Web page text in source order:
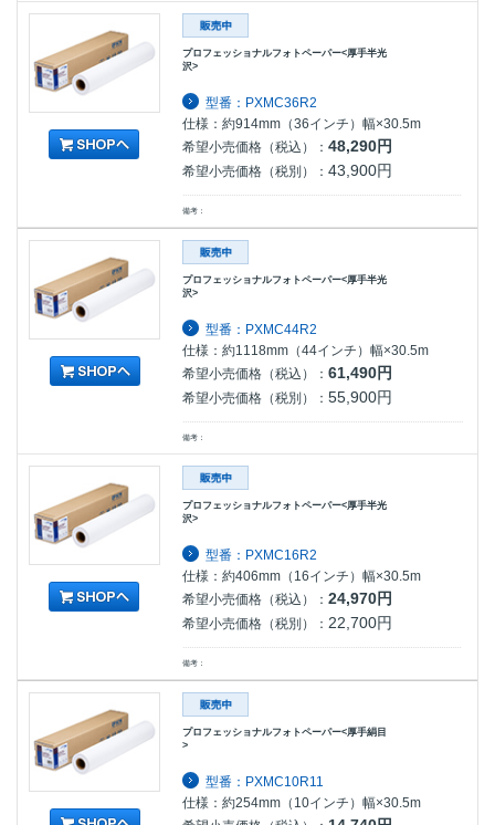
プロフェッショナルフォトペーパー<厚手半光
沢>
型番：PXMC36R2
仕様：約914mm（36インチ）幅×30.5m
希望小売価格（税込）： 48,290円
希望小売価格（税別）： 43,900円
備考：
プロフェッショナルフォトペーパー<厚手半光
沢>
型番：PXMC44R2
仕様：約1118mm（44インチ）幅×30.5m
希望小売価格（税込）：61,490円
希望小売価格（税別）：55,900円
備考：
プロフェッショナルフォトペーパー<厚手半光
沢>
型番：PXMC16R2
仕様：約406mm（16インチ）幅×30.5m
希望小売価格（税込）： 24,970円
希望小売価格（税別）： 22,700円
備考：
プロフェッショナルフォトペーパー<厚手絹目
>
型番：PXMC10R11
仕様：約254mm（10インチ）幅×30.5m